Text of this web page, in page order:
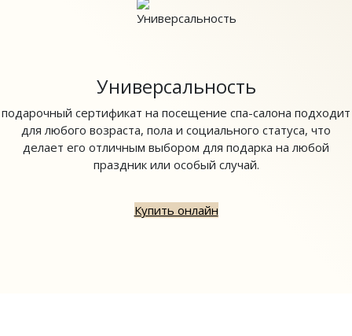
Универсальность
подарочный сертификат на посещение спа-салона подходит
для любого возраста, пола и социального статуса, что
делает его отличным выбором для подарка на любой
праздник или особый случай.
Купить онлайн